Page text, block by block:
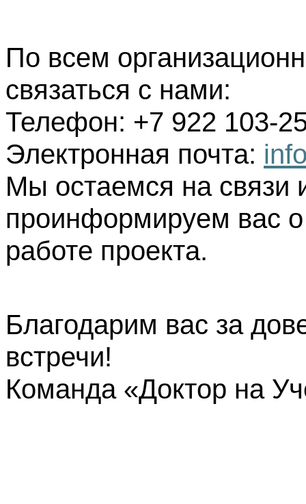
По всем
связаться с нами:
Телефон: +7 922 103-
Электронная почта:
Мы остаемся на связи
проинформируем вас
работе проекта.
Благодарим вас за
встречи!
Команда «Доктор на